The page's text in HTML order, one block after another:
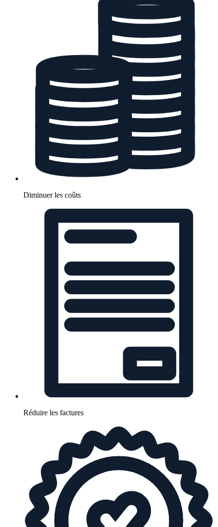
Diminuer les coûts
Réduire les factures